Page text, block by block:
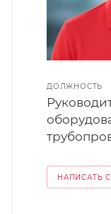
ДОЛЖНОСТЬ
НАПИСАТЬ